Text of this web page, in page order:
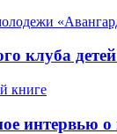
клуба
интервью о